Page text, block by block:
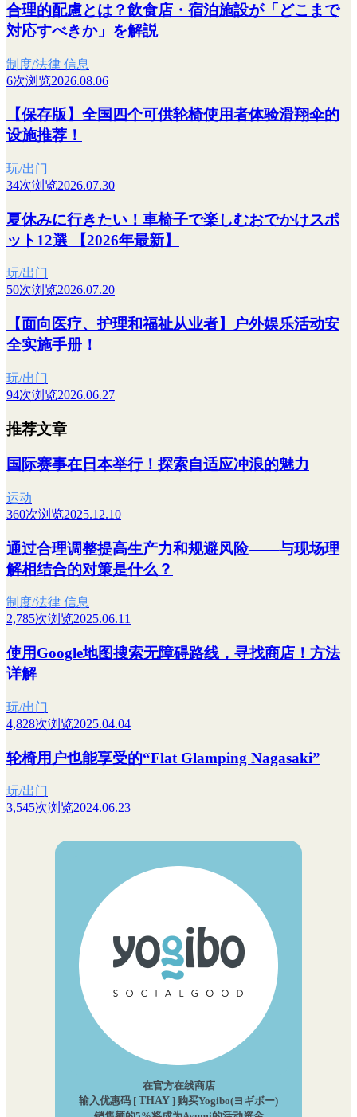
合理的配慮とは？飲食店・宿泊施設が「どこまで
対応すべきか」を解説
制度/法律 信息
6次浏览2026.08.06
【保存版】全国四个可供轮椅使用者体验滑翔伞的
设施推荐！
玩/出门
34次浏览2026.07.30
夏休みに行きたい！車椅子で楽しむおでかけスポ
ット12選 【2026年最新】
玩/出门
50次浏览2026.07.20
【面向医疗、护理和福祉从业者】户外娱乐活动安
全实施手册！
玩/出门
94次浏览2026.06.27
推荐文章
国际赛事在日本举行！探索自适应冲浪的魅力
运动
360次浏览2025.12.10
通过合理调整提高生产力和规避风险——与现场理
解相结合的对策是什么？
制度/法律 信息
2,785次浏览2025.06.11
使用Google地图搜索无障碍路线，寻找商店！方法
详解
玩/出门
4,828次浏览2025.04.04
轮椅用户也能享受的“Flat Glamping Nagasaki”
玩/出门
3,545次浏览2024.06.23
在官方在线商店
输入优惠码 [ THAY ] 购买Yogibo(ヨギボー)